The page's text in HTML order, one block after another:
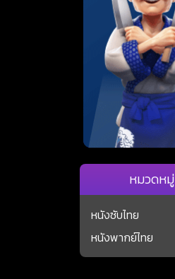
หมวดหมู่
หนังซับไทย
หนังพากย์ไทย